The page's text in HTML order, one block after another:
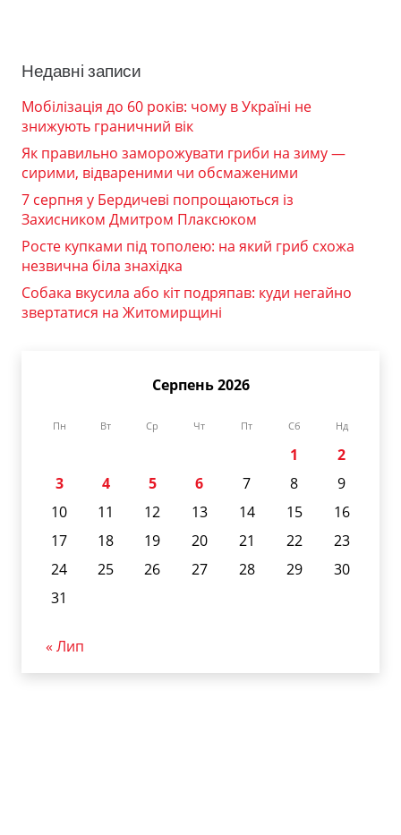
Недавні записи
Мобілізація до 60 років: чому в Україні не
знижують граничний вік
Як правильно заморожувати гриби на зиму —
сирими, відвареними чи обсмаженими
7 серпня у Бердичеві попрощаються із
Захисником Дмитром Плаксюком
Росте купками під тополею: на який гриб схожа
незвична біла знахідка
Собака вкусила або кіт подряпав: куди негайно
звертатися на Житомирщині
Серпень 2026
Пн Вт Ср Чт Пт Сб Нд
1
2
3
4 5 6 7 8
9
10
11 12 13 14 15
16
17
18 19 20 21 22
23
24
25 26 27 28 29
30
31
« Лип